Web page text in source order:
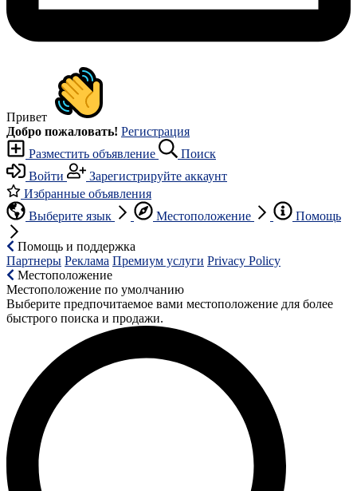
Привет
Добро пожаловать! Регистрация
Разместить объявление
Поиск
Войти
Зарегистрируйте аккаунт
Избранные объявления
Выберите язык
Местоположение Помощь
Помощь и поддержка
Партнеры Реклама Премиум услуги Privacy Policy
Местоположение
Местоположение по умолчанию
Выберите предпочитаемое вами местоположение для более
быстрого поиска и продажи.